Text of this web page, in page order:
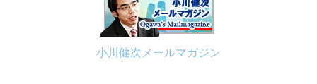
小川健次メールマガジン